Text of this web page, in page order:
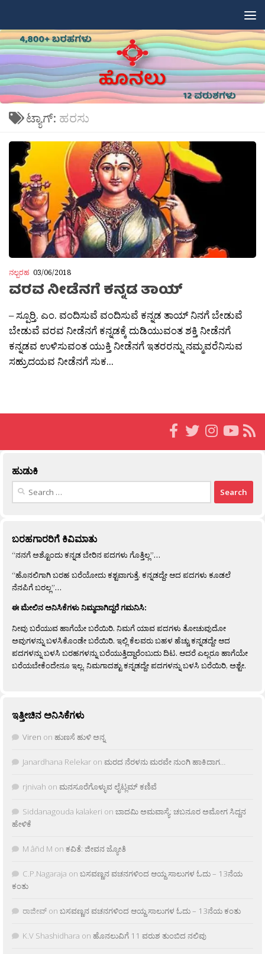
ಟ್ಯಾಗ್: ಹರಸು
ನಲ್ಬರಹ 03/06/2018
ವರವ ನೀಡೆನಗೆ ಕನ್ನಡ ತಾಯ್
– ಸ್ಪೂರ‍್ತಿ. ಎಂ. ವಂದಿಸುವೆ ವಂದಿಸುವೆ ಕನ್ನಡ ತಾಯ್ ನಿನಗೆ ಬೇಡುವೆ
ಬೇಡುವೆ ವರವ ನೀಡೆನಗೆ ಕನ್ನಡಕ್ಕೆ ದುಡಿಯುವಂತ ಶಕ್ತಿ ನೀಡೆನಗೆ
ಕನ್ನಡವ ಉಳಿಸುವಂತ ಯುಕ್ತಿ ನೀಡೆನಗೆ ಇತರರನ್ನು ನಮ್ಮವರೆನಿಸುವ
ಸಹ್ರುದಯವ ನೀಡೆನಗೆ ಸುಕ...
ಹುಡುಕಿ
Search
ಬರಹಗಾರರಿಗೆ ಕಿವಿಮಾತು
“ನನಗೆ ಅಶ್ಟೊಂದು ಕನ್ನಡ ಬೇರಿನ ಪದಗಳು ಗೊತ್ತಿಲ್ಲ”…
“ಹೊನಲಿಗಾಗಿ ಬರಹ ಬರೆಯೋದು ಕಶ್ಟವಾಗುತ್ತೆ. ಕನ್ನಡದ್ದೇ ಆದ ಪದಗಳು ಕೂಡಲೆ
ನೆನಪಿಗೆ ಬರಲ್ಲ”…
ಈ ಮೇಲಿನ ಅನಿಸಿಕೆಗಳು ನಿಮ್ಮದಾಗಿದ್ದರೆ ಗಮನಿಸಿ:
ನೀವು ಬರೆಯುವ ಹಾಗೆಯೇ ಬರೆಯಿರಿ. ನಿಮಗೆ ಯಾವ ಪದಗಳು ತೋಚುವುದೋ
ಅವುಗಳನ್ನು ಬಳಸಿಕೊಂಡೇ ಬರೆಯಿರಿ. ಇಲ್ಲಿ ಕೆಲವರು ಬಹಳ ಹೆಚ್ಚು ಕನ್ನಡದ್ದೇ ಆದ
ಪದಗಳನ್ನು ಬಳಸಿ ಬರಹಗಳನ್ನು ಬರೆಯುತ್ತಿದ್ದಾರೆಂಬುದು ದಿಟ. ಆದರೆ ಎಲ್ಲರೂ ಹಾಗೆಯೇ
ಬರೆಯಬೇಕೆಂದೇನೂ ಇಲ್ಲ. ನಿಮಗಾದಶ್ಟು ಕನ್ನಡದ್ದೇ ಪದಗಳನ್ನು ಬಳಸಿ ಬರೆಯಿರಿ, ಅಶ್ಟೇ.
ಇತ್ತೀಚಿನ ಅನಿಸಿಕೆಗಳು
Viren on ಹುಣಸೆ ಹುಳಿ ಅನ್ನ
Janardhana Relekar on ಮರದ ನೆರಳನು ಮರವೇ ನುಂಗಿ ಹಾಕಿದಾಗ…
rjnivah on ಮನಸೂರೆಗೊಳ್ಳುವ ಲೈಟ್ಲಮ್ ಕಣಿವೆ
Siddanagouda kalakeri on ಬಾದಮಿ ಅಮವಾಸ್ಯೆ: ಚಬನೂರ ಅಮೋಗ ಸಿದ್ದನ
ಹೇಳಿಕೆ
M âñd M on ಕವಿತೆ: ಜೀವನ ಜ್ಯೋತಿ
C.P.Nagaraja on ಬಸವಣ್ಣನ ವಚನಗಳಿಂದ ಆಯ್ದ ಸಾಲುಗಳ ಓದು – 13ನೆಯ
ಕಂತು
ರಾಜೀವ್ on ಬಸವಣ್ಣನ ವಚನಗಳಿಂದ ಆಯ್ದ ಸಾಲುಗಳ ಓದು – 13ನೆಯ ಕಂತು
K.V Shashidhara on ಹೊನಲುವಿಗೆ 11 ವರುಶ ತುಂಬಿದ ನಲಿವು